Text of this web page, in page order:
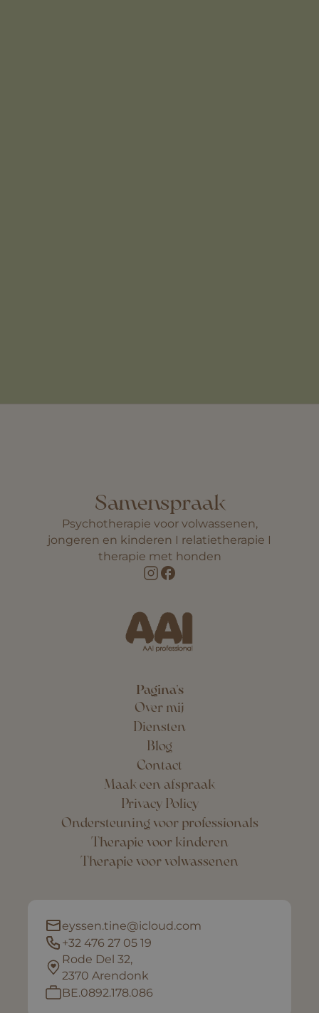
Samenspraak
Psychotherapie voor volwassenen,
jongeren en kinderen I relatietherapie I
therapie met honden
Pagina's
Over mij
Diensten
Blog
Contact
Maak een afspraak
Privacy Policy
Ondersteuning voor professionals
Therapie voor kinderen
Therapie voor volwassenen
eyssen.tine@icloud.com
+32 476 27 05 19
Rode Del 32,
2370 Arendonk
BE.0892.178.086